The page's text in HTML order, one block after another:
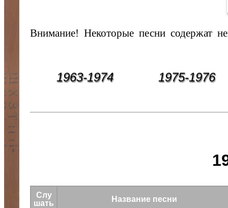
Внимание! Некоторые песни содержат
1963-1974 1975-1976
Слу
шать
Название песни